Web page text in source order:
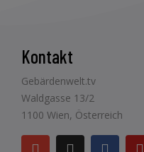
Kontakt
Gebärdenwelt.tv
Waldgasse 13/2
1100 Wien, Österreich